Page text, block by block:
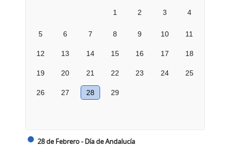
1 2 3 4
5 6 7 8 9 10 11
12 13 14 15 16 17 18
19 20 21 22 23 24 25
26 27 28 29
28 de Febrero - Día de Andalucía